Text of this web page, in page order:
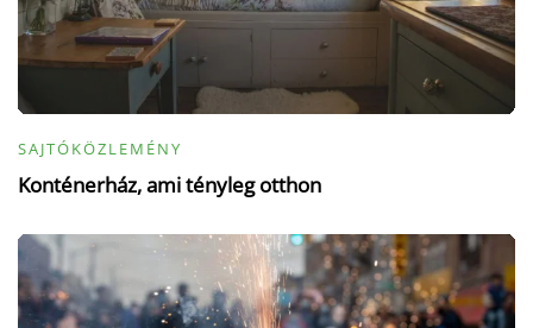
SAJTÓKÖZLEMÉNY
Konténerház, ami tényleg otthon